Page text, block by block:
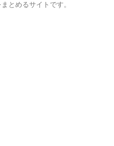
とめるサイトです。